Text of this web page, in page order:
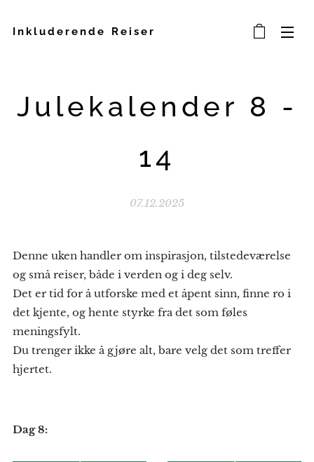
Inkluderende Reiser
Julekalender 8 -
14
07.12.2025
Denne uken handler om inspirasjon, tilstedeværelse
og små reiser, både i verden og i deg selv.
Det er tid for å utforske med et åpent sinn, finne ro i
det kjente, og hente styrke fra det som føles
meningsfylt.
Du trenger ikke å gjøre alt, bare velg det som treffer
hjertet.
Dag 8: